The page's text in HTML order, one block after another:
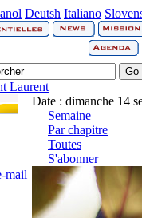
Deutsh Italiano
Laurent
mail
Date : dimanche 14
Semaine
Par chapitre
Toutes
S'abonner